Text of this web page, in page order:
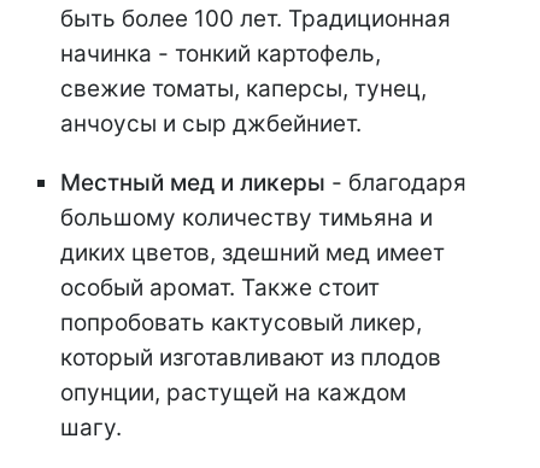
быть более 100 лет. Традиционная
начинка - тонкий картофель,
свежие томаты, каперсы, тунец,
анчоусы и сыр джбейниет.
Местный мед и ликеры - благодаря
большому количеству тимьяна и
диких цветов, здешний мед имеет
особый аромат. Также стоит
попробовать кактусовый ликер,
который изготавливают из плодов
опунции, растущей на каждом
шагу.